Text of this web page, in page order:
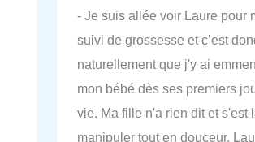
- Je suis allée voir Laure pour
suivi de grossesse et c’est
naturellement que j'y ai
mon bébé dès ses premiers
vie. Ma fille n'a rien dit et s'est
manipuler tout en douceur.